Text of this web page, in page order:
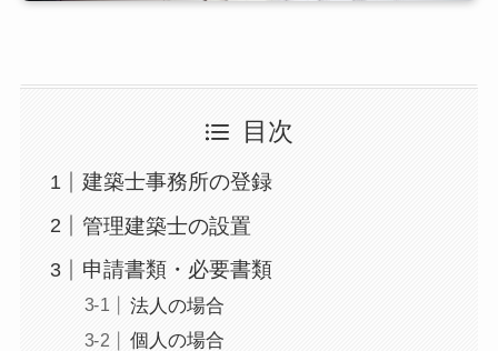
目次
建築士事務所の登録
管理建築士の設置
申請書類・必要書類
法人の場合
個人の場合